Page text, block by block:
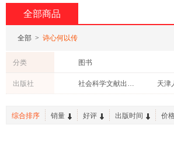
全部商品
全部 > 诗心何以传
分类 图书
出版社 社会科学文献出版社 天津
综合排序 销量 好评 出版时间 价
加